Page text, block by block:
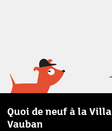
Quoi de neuf à la Villa
Vauban